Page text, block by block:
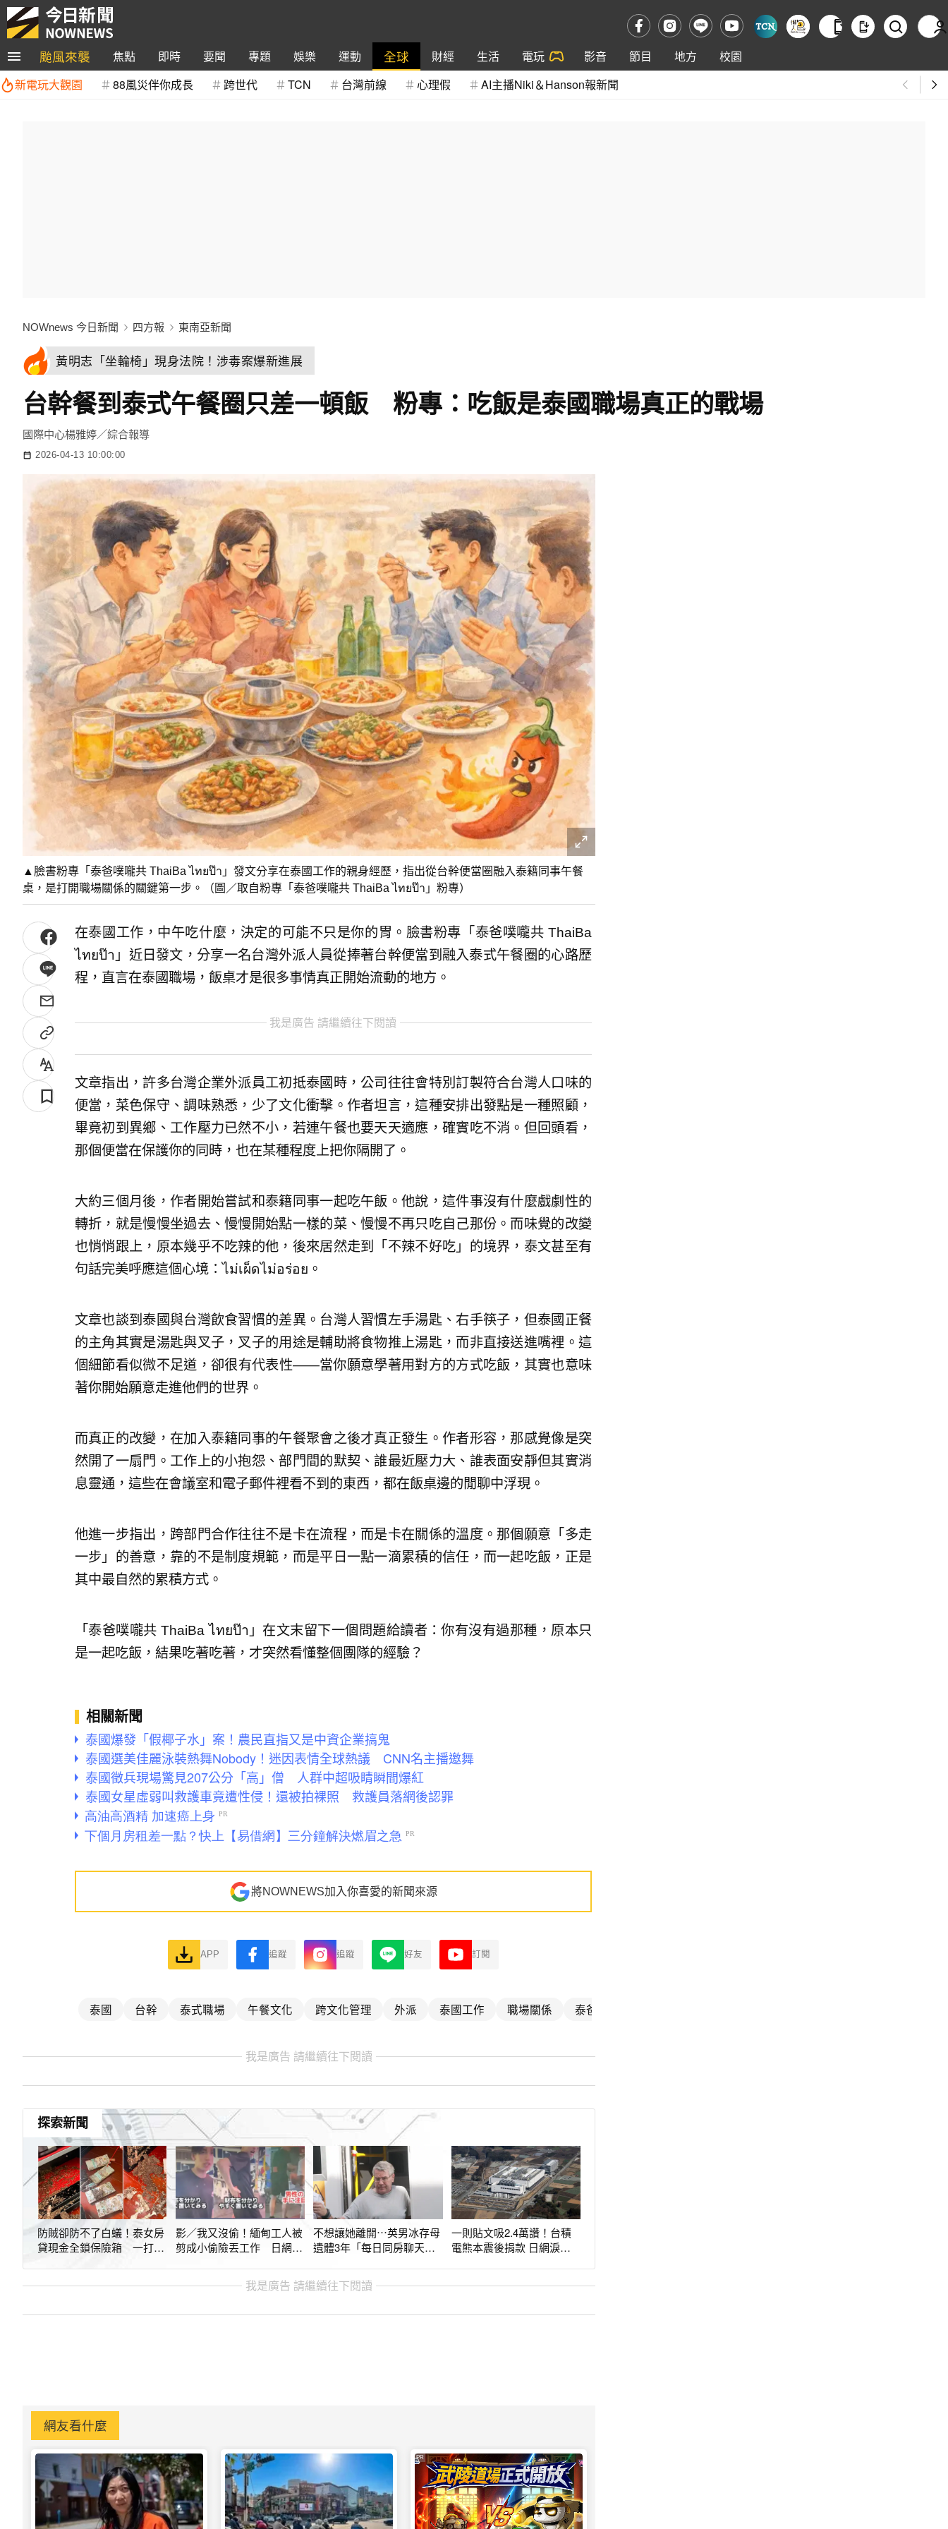
颱風來襲 焦點 即時 要聞 專題 娛樂 運動 全球 財經 生活 電玩 影音 節目 地方
校園
新電玩大觀園
88風災伴你成長 跨世代 TCN 台灣前線 心理假 AI主播Niki＆Hanson報新聞
NOWnews 今日新聞 四方報 東南亞新聞
黃明志「坐輪椅」現身法院！涉毒案爆新進展
台幹餐到泰式午餐圈只差一頓飯 粉專：吃飯是泰國職場真正的戰場
國際中心楊雅婷／綜合報導
2026-04-13 10:00:00
▲臉書粉專「泰爸噗嚨共 ThaiBa ไทยป๊า」發文分享在泰國工作的親身經歷，指出從台幹便當圈融入泰籍同事午餐
桌，是打開職場關係的關鍵第一步。（圖／取自粉專「泰爸噗嚨共 ThaiBa ไทยป๊า」粉專）
在泰國工作，中午吃什麼，決定的可能不只是你的胃。臉書粉專「泰爸噗嚨共 ThaiBa
ไทยป๊า」近日發文，分享一名台灣外派人員從捧著台幹便當到融入泰式午餐圈的心路歷
程，直言在泰國職場，飯桌才是很多事情真正開始流動的地方。
我是廣告 請繼續往下閱讀
文章指出，許多台灣企業外派員工初抵泰國時，公司往往會特別訂製符合台灣人口味的
便當，菜色保守、調味熟悉，少了文化衝擊。作者坦言，這種安排出發點是一種照顧，
畢竟初到異鄉、工作壓力已然不小，若連午餐也要天天適應，確實吃不消。但回頭看，
那個便當在保護你的同時，也在某種程度上把你隔開了。
大約三個月後，作者開始嘗試和泰籍同事一起吃午飯。他說，這件事沒有什麼戲劇性的
轉折，就是慢慢坐過去、慢慢開始點一樣的菜、慢慢不再只吃自己那份。而味覺的改變
也悄悄跟上，原本幾乎不吃辣的他，後來居然走到「不辣不好吃」的境界，泰文甚至有
句話完美呼應這個心境：ไม่เผ็ดไม่อร่อย。
文章也談到泰國與台灣飲食習慣的差異。台灣人習慣左手湯匙、右手筷子，但泰國正餐
的主角其實是湯匙與叉子，叉子的用途是輔助將食物推上湯匙，而非直接送進嘴裡。這
個細節看似微不足道，卻很有代表性——當你願意學著用對方的方式吃飯，其實也意味
著你開始願意走進他們的世界。
而真正的改變，在加入泰籍同事的午餐聚會之後才真正發生。作者形容，那感覺像是突
然開了一扇門。工作上的小抱怨、部門間的默契、誰最近壓力大、誰表面安靜但其實消
息靈通，這些在會議室和電子郵件裡看不到的東西，都在飯桌邊的閒聊中浮現。
他進一步指出，跨部門合作往往不是卡在流程，而是卡在關係的溫度。那個願意「多走
一步」的善意，靠的不是制度規範，而是平日一點一滴累積的信任，而一起吃飯，正是
其中最自然的累積方式。
「泰爸噗嚨共 ThaiBa ไทยป๊า」在文末留下一個問題給讀者：你有沒有過那種，原本只
是一起吃飯，結果吃著吃著，才突然看懂整個團隊的經驗？
相關新聞
泰國爆發「假椰子水」案！農民直指又是中資企業搞鬼
泰國選美佳麗泳裝熱舞Nobody！迷因表情全球熱議 CNN名主播邀舞
泰國徵兵現場驚見207公分「高」僧 人群中超吸睛瞬間爆紅
泰國女星虛弱叫救護車竟遭性侵！還被拍裸照 救護員落網後認罪
將NOWNEWS加入你喜愛的新聞來源
APP 追蹤 追蹤 好友 訂閱
泰國 台幹 泰式職場 午餐文化 跨文化管理 外派 泰國工作 職場關係 泰爸噗嚨共
我是廣告 請繼續往下閱讀
探索新聞
防賊卻防不了白蟻！泰女房
貸現金全鎖保險箱 一打開
影／我又沒偷！緬甸工人被
剪成小偷險丟工作 日網紅
不想讓她離開⋯英男冰存母
遺體3年「每日同房聊天」
一則貼文吸2.4萬讚！台積
電熊本震後捐款 日網淚
我是廣告 請繼續往下閱讀
網友看什麼
PR